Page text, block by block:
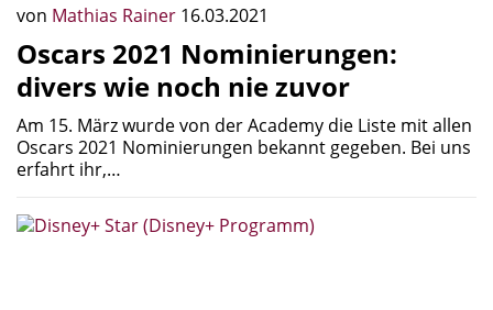
von Mathias Rainer 16.03.2021
Oscars 2021 Nominierungen:
divers wie noch nie zuvor
Am 15. März wurde von der Academy die Liste mit allen
Oscars 2021 Nominierungen bekannt gegeben. Bei uns
erfahrt ihr,…